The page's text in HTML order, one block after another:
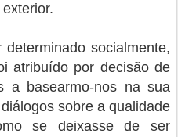
socialmente,
atribuído por decisão de
a basearmo-nos na sua
sobre a qualidade
se deixasse de ser